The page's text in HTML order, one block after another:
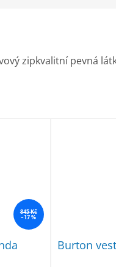
zipkvalitní pevná
845 Kč
–17 %
Burton